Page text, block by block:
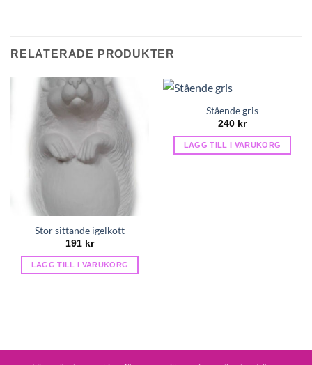
RELATERADE PRODUKTER
Stor sittande igelkott
191 kr
LÄGG TILL I VARUKORG
Stående gris
240 kr
LÄGG TILL I VARUKORG